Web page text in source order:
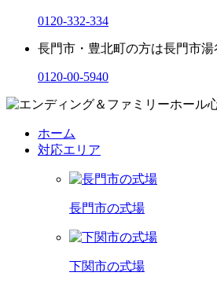
0120-332-334
長門市・豊北町の方は長門市湯
0120-00-5940
ホーム
対応エリア
長門市の式場
下関市の式場